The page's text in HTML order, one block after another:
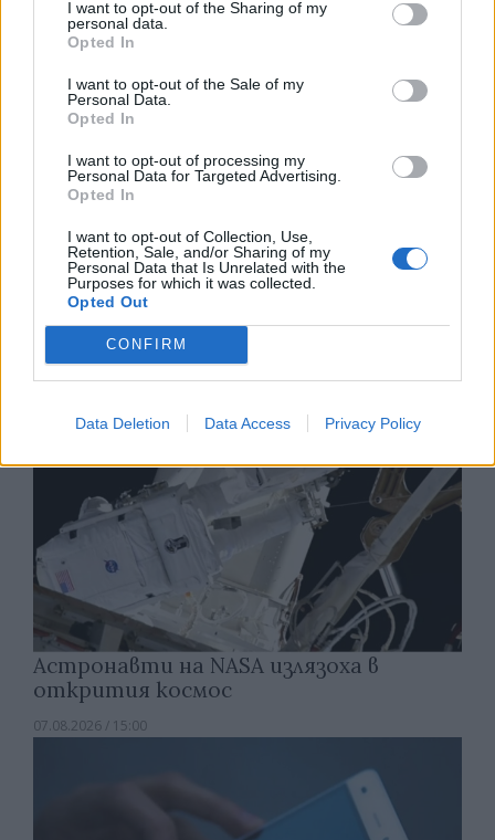
I want to opt-out of the Sharing of my
personal data.
Opted In
I want to opt-out of the Sale of my
Personal Data.
Opted In
I want to opt-out of processing my
Personal Data for Targeted Advertising.
Opted In
I want to opt-out of Collection, Use,
Retention, Sale, and/or Sharing of my
Personal Data that Is Unrelated with the
Purposes for which it was collected.
Opted Out
CONFIRM
Data Deletion Data Access Privacy Policy
Изкуствен интелект за първи път
създаде нови жизнеспособни вируси
Астронавти на NASA излязоха в
открития космос
07.08.2026 / 15:00